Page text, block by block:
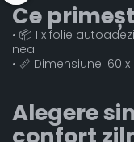
Ce
• 📦 1 x folie
nea
• 📏 Dimensiune: 60
Alegere